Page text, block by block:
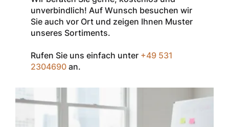
der Marke
InSpec von
Zum Einlösen
geben Sie den
Warenkorb oder
an der Kasse
unverbindlich! Auf Wunsch besuchen wir
Sie auch vor Ort und zeigen Ihnen Muster
unseres Sortiments.
Rufen Sie uns einfach unter +49 531
2304690 an.